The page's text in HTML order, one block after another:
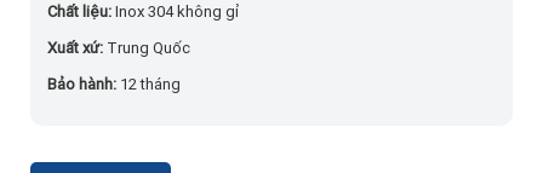
Chất liệu:Inox 304 không gỉ
Xuất xứ: Trung Quốc
Bảo hành: 12 tháng